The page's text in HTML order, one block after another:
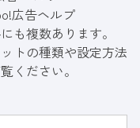
広告ヘルプ
も複数あります。
トの種類や設定方法
ください。